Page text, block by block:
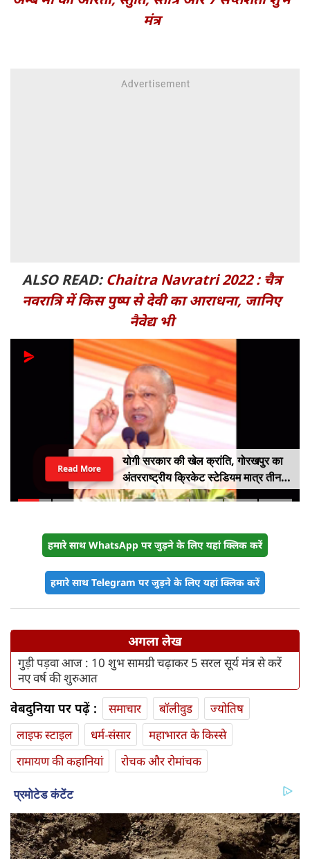
मंत्र
ALSO READ: Chaitra Navratri 2022 : चैत्र
नवरात्रि में किस पुष्प से देवी का आराधना, जानिए
नैवेद्य भी
योगी सरकार की खेल क्रांति, गोरखपुर का
अंतरराष्ट्रीय क्रिकेट स्टेडियम मात्र तीन
महीने में लगभग 20% तैयार
Read More
हमारे साथ WhatsApp पर जुड़ने के लिए यहां क्लिक करें
हमारे साथ Telegram पर जुड़ने के लिए यहां क्लिक करें
अगला लेख
गुड़ी पड़वा आज : 10 शुभ सामग्री चढ़ाकर 5 सरल सूर्य मंत्र से करें
नए वर्ष की शुरुआत
वेबदुनिया पर पढ़ें : समाचार बॉलीवुड
ज्योतिष
लाइफ स्‍टाइल
धर्म-संसार
महाभारत के किस्से
रामायण की कहानियां
रोचक और रोमांचक